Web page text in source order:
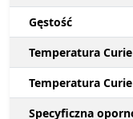
Gęstość
Temperatura Curie
Temperatura Curie
Specyficzna